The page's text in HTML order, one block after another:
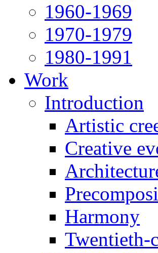
1960-1969
1970-1979
1980-1991
Work
Introduction
Artistic
Creative
Harmony
Twentieth-